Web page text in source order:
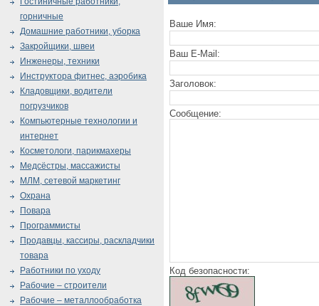
Ваше Имя:
Ваш E-Mail:
Заголовок:
Сообщение:
Код безопасности:
горничные
Домашние работники, уборка
Закройщики, швеи
Инженеры, техники
Инструктора фитнес, аэробика
Кладовщики, водители
погрузчиков
Компьютерные технологии и
интернет
Косметологи, парикмахеры
Медсёстры, массажисты
МЛМ, сетевой маркетинг
Охрана
Повара
Программисты
Продавцы, кассиры, раскладчики
товара
Работники по уходу
Рабочие – строители
Рабочие – металлообработка